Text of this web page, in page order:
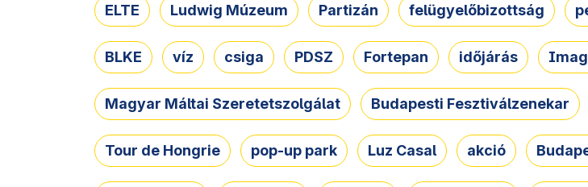
ELTE Ludwig Múzeum Partizán felügyelőbizottság
BLKE víz csiga PDSZ Fortepan időjárás
Magyar Máltai Szeretetszolgálat Budapesti Fesztiválzenekar
Tour de Hongrie pop-up park Luz Casal akció